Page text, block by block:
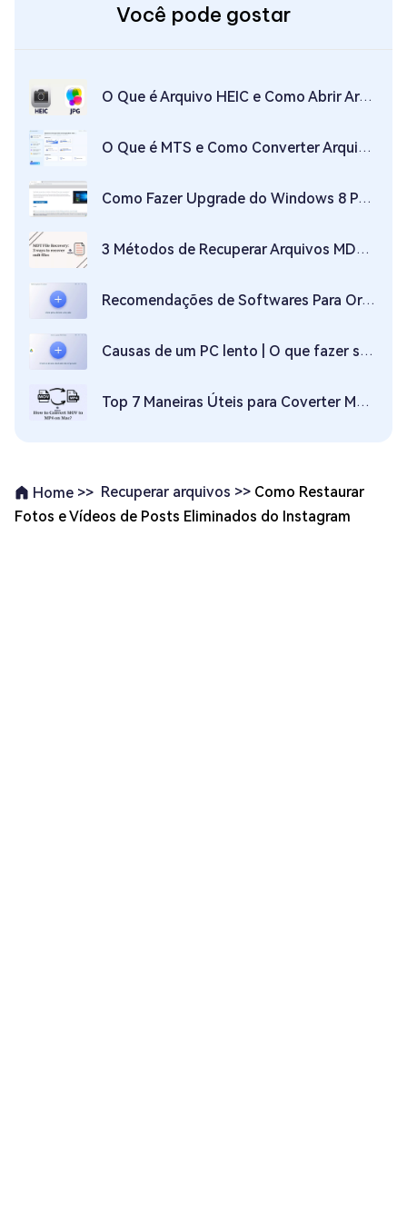
Você pode gostar
O Que é Arquivo HEIC e Como Abrir Arquivo HEIC (ou Como o Converter para JPG?)
O Que é MTS e Como Converter Arquivos MTS Para MP4 | Reproduzindo Arquivos MTS
Como Fazer Upgrade do Windows 8 Para o Windows 10!
3 Métodos de Recuperar Arquivos MDT Perdidos/Corrompidos
Recomendações de Softwares Para Organização e Remoção de Imagens Similares
Causas de um PC lento | O que fazer se o seu computador Windows 11 está lento?
Top 7 Maneiras Úteis para Coverter MOV para MP4 em MAC
Home >> Recuperar arquivos >> Como Restaurar
Fotos e Vídeos de Posts Eliminados do Instagram